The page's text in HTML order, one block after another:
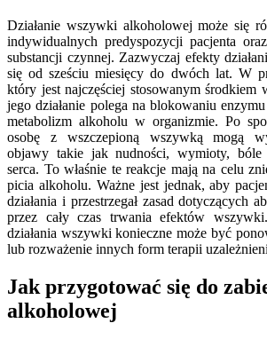
Działanie wszywki alkoholowej może się
indywidualnych predyspozycji pacjenta
substancji czynnej. Zazwyczaj efekty
się od sześciu miesięcy do dwóch lat. W
który jest najczęściej stosowanym środkiem
jego działanie polega na blokowaniu
metabolizm alkoholu w organizmie. Po
osobę z wszczepioną wszywką mogą
objawy takie jak nudności, wymioty, bóle
serca. To właśnie te reakcje mają na celu
picia alkoholu. Ważne jest jednak, aby
działania i przestrzegał zasad dotyczących
przez cały czas trwania efektów
działania wszywki konieczne może być
lub rozważenie innych form terapii
Jak przygotować się do
alkoholowej